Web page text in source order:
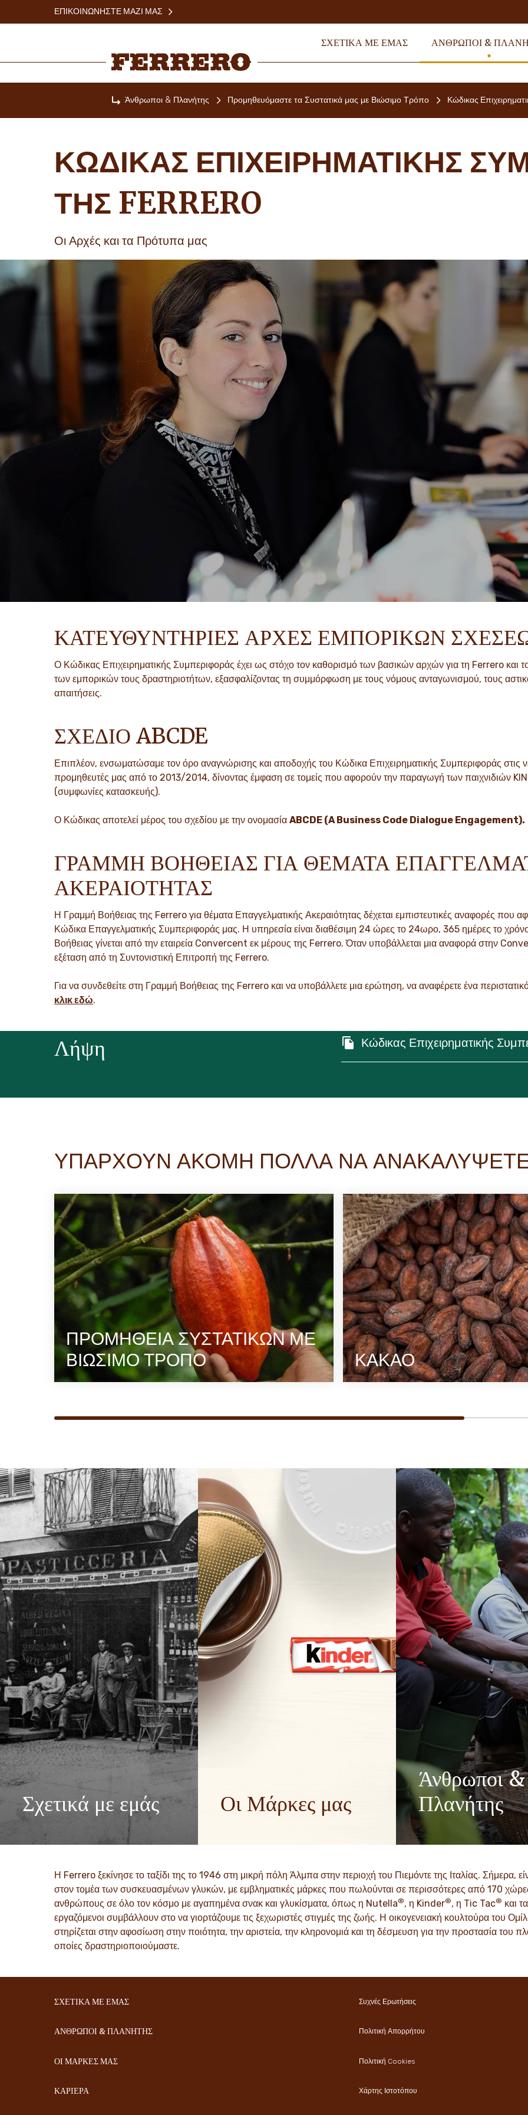
ΣΧΕΤΙΚΆ ΜΕ ΕΜΆΣ ΆΝΘΡΩΠΟΙ &
ΕΠΙΚΟΙΝΩΝΉΣΤΕ ΜΑΖΊ ΜΑΣ
Άνθρωποι & Πλανήτης Προμηθευόμαστε τα Συστατικά μας με Βιώσιμο Τρόπο Κώδικας
ΚΏΔΙΚΑΣ ΕΠΙΧΕΙΡΗΜΑΤΙΚΉΣ
ΤΗΣ FERRERO
Οι Αρχές και τα Πρότυπα μας
ΚΑΤΕΥΘΥΝΤΗΡΙΕΣ ΑΡΧΕΣ ΕΜΠΟΡΙΚΩΝ
Ο Κώδικας Επιχειρηματικής Συμπεριφοράς έχει ως στόχο τον καθορισμό των βασικών αρχών για τη Ferrero και
των εμπορικών τους δραστηριοτήτων, εξασφαλίζοντας τη συμμόρφωση με τους νόμους ανταγωνισμού, τους
απαιτήσεις.
ΣΧΕΔΙΟ ABCDE
Επιπλέον, ενσωματώσαμε τον όρο αναγνώρισης και αποδοχής του Κώδικα Επιχειρηματικής Συμπεριφοράς στις
προμηθευτές μας από το 2013/2014, δίνοντας έμφαση σε τομείς που αφορούν την παραγωγή των παιχνιδιών
(συμφωνίες κατασκευής).
Ο Κώδικας αποτελεί μέρος του σχεδίου με την ονομασίαABCDE (A Business Code Dialogue Engagement).
ΓΡΑΜΜΗ ΒΟΗΘΕΙΑΣ ΓΙΑ ΘΕΜΑΤΑ
ΑΚΕΡΑΙΟΤΗΤΑΣ
Η Γραμμή Βοήθειας της Ferrero για θέματα Επαγγελματικής Ακεραιότητας δέχεται εμπιστευτικές αναφορές που
Κώδικα Επαγγελματικής Συμπεριφοράς μας. Η υπηρεσία είναι διαθέσιμη 24 ώρες το 24ωρο, 365 ημέρες το
Βοήθειας γίνεται από την εταιρεία Convercent εκ μέρους της Ferrero. Όταν υποβάλλεται μια αναφορά στην
εξέταση από τη Συντονιστική Επιτροπή της Ferrero.
Για να συνδεθείτε στη Γραμμή Βοήθειας της Ferrero και να υποβάλλετε μια ερώτηση, να αναφέρετε ένα
κλικ εδώ.
Λήψη Κώδικας Επιχειρηματικής
ΥΠΑΡΧΟΥΝ ΑΚΟΜΗ ΠΟΛΛΑ ΝΑ
ΠΡΟΜΗΘΕΙΑ ΣΥΣΤΑΤΙΚΩΝ ΜΕ
ΒΙΩΣΙΜΟ ΤΡΟΠΟ
ΚΑΚΆΟ
Σχετικά με εμάς
Η ιστορία του Ομίλου Ferrero και η
αποστολή του. Από την αρχή έως την
ΑΝΑΚΑΛΥΨΤΕ ΠΕΡΙΣΣΟΤΕΡΑ
Οι Μάρκες μας
ΑΝΑΚΑΛΥΨΤΕ ΠΕΡΙΣΣΟΤΕΡΑ
Άνθρωποι &
Πλανήτης
Ως οικογενειακή επιχείρηση,
σεβασμού, της ακεραιότητας
γενιά.
ΑΝΑΚΑΛΥΨΤΕ
Η Ferrero ξεκίνησε το ταξίδι της το 1946 στη μικρή πόλη Άλμπα στην περιοχή του Πιεμόντε της Ιταλίας. Σήμερα,
στον τομέα των συσκευασμένων γλυκών, με εμβληματικές μάρκες που πωλούνται σε περισσότερες από 170
ανθρώπους σε όλο τον κόσμο με αγαπημένα σνακ και γλυκίσματα, όπως η Nutella®, η Kinder®, η Tic Tac® και
εργαζόμενοι συμβάλλουν στο να γιορτάζουμε τις ξεχωριστές στιγμές της ζωής. Η οικογενειακή κουλτούρα του
στηρίζεται στην αφοσίωση στην ποιότητα, την αριστεία, την κληρονομιά και τη δέσμευση για την προστασία του
οποίες δραστηριοποιούμαστε.
ΣΧΕΤΙΚΆ ΜΕ ΕΜΆΣ
ΆΝΘΡΩΠΟΙ & ΠΛΑΝΉΤΗΣ
ΟΙ ΜΑΡΚΕΣ ΜΑΣ
ΚΑΡΙΈΡΑ
Συχνές Ερωτήσεις
Πολιτική Απορρήτου
Πολιτική Cookies
Χάρτης Ιστοτόπου